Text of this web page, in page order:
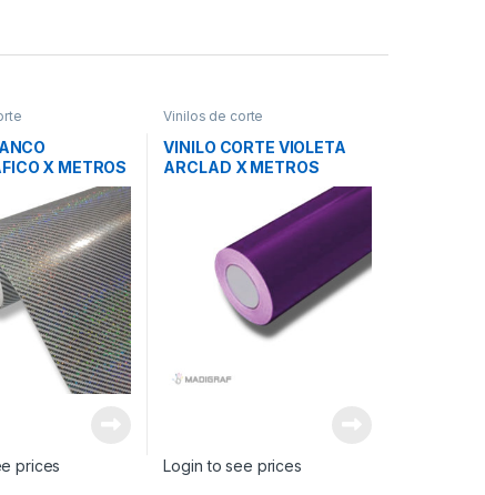
X METROS
prices
Vinilos de corte
VINILO CORTE VIOLETA
ARCLAD X METROS
Login to see prices